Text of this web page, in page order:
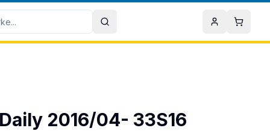
Sök Mitt konto
2016/04- 33S16